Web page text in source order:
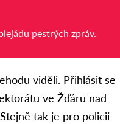
pestrých zpráv.
viděli. Přihlásit se
ve Žďáru nad
tak je pro policii